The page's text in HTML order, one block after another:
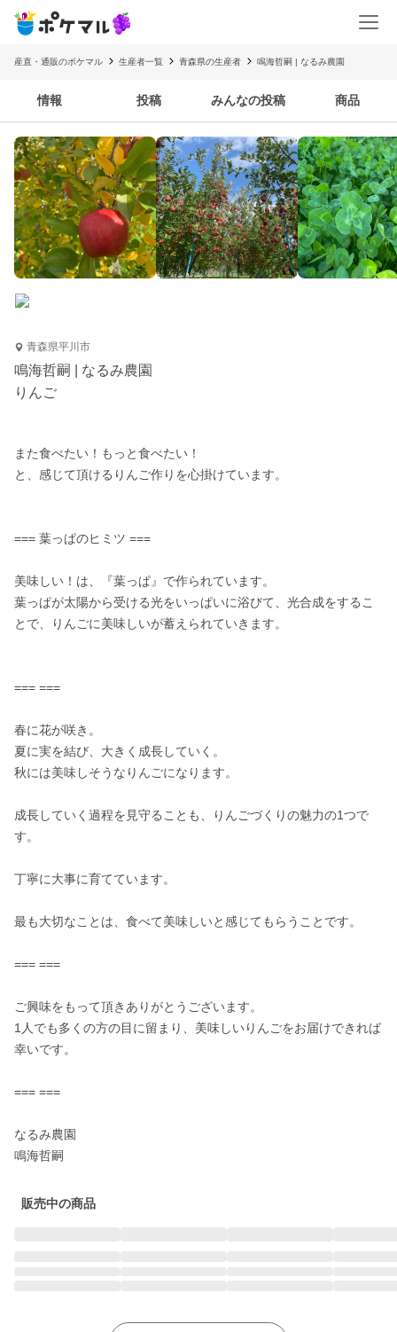
産直・通販のポケマル 生産者一覧 青森県の生産者 鳴海哲嗣 | なるみ農園
情報 投稿 みんなの投稿 商品
青森県平川市
鳴海哲嗣 | なるみ農園
りんご
また食べたい！もっと食べたい！
と、感じて頂けるりんご作りを心掛けています。
=== 葉っぱのヒミツ ===
美味しい！は、『葉っぱ』で作られています。
葉っぱが太陽から受ける光をいっぱいに浴びて、光合成をするこ
とで、りんごに美味しいが蓄えられていきます。
=== ===
春に花が咲き。
夏に実を結び、大きく成長していく。
秋には美味しそうなりんごになります。
成長していく過程を見守ることも、りんごづくりの魅力の1つで
す。
丁寧に大事に育てています。
最も大切なことは、食べて美味しいと感じてもらうことです。
=== ===
ご興味をもって頂きありがとうございます。
1人でも多くの方の目に留まり、美味しいりんごをお届けできれば
幸いです。
=== ===
なるみ農園
鳴海哲嗣
販売中の商品